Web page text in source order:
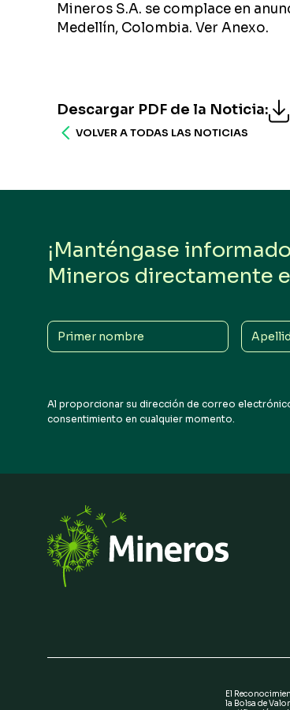
Mineros S.A. se complace en
Medellín, Colombia. Ver Anexo.
Descargar PDF de la Noticia:
VOLVER A TODAS LAS NOTICIAS
¡Manténgase
Mineros directamente
Primer
nombre
Al proporcionar su dirección de correo
consentimiento en cualquier momento.
El
la Bolsa de